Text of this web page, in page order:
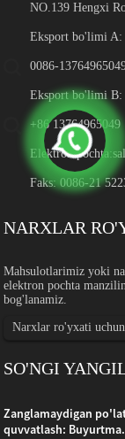
NO.139 Hengxi
Eksport bo'limi A:
0086-
Eksport bo'limi B:
+86 13764965049
Elektron pochta:
Faks: 0086-21
NARXLAR
Mahsulotlarimiz yoki
elektron pochta
bog'lanamiz.
Narxlar ro'yxati
SO'NGI
Zanglamaydigan
quvvatlash: